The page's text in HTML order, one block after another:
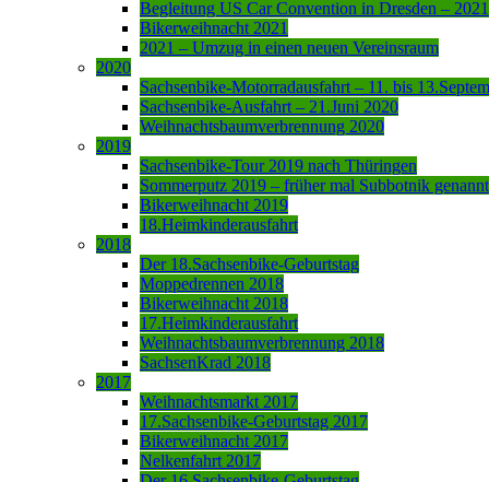
Begleitung US Car Convention in Dresden – 2021
Bikerweihnacht 2021
2021 – Umzug in einen neuen Vereinsraum
2020
Sachsenbike-Motorradausfahrt – 11. bis
Sachsenbike-Ausfahrt – 21.Juni 2020
Weihnachtsbaumverbrennung 2020
2019
Sachsenbike-Tour 2019 nach Thüringen
Sommerputz 2019 – früher mal Subbotnik genannt
Bikerweihnacht 2019
18.Heimkinderausfahrt
2018
Der 18.Sachsenbike-Geburtstag
Moppedrennen 2018
Bikerweihnacht 2018
17.Heimkinderausfahrt
Weihnachtsbaumverbrennung 2018
SachsenKrad 2018
2017
Weihnachtsmarkt 2017
17.Sachsenbike-Geburtstag 2017
Bikerweihnacht 2017
Nelkenfahrt 2017